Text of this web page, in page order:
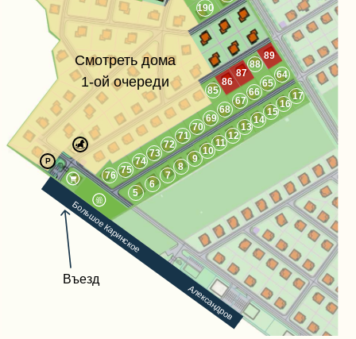
Смотреть дома
1-ой очереди
Большое Каринское
Александров
190
89
88
87
86
85
64
65
66
67
68
69
70
71
72
73
74
Р
75
76
17
16
15
14
13
12
11
10
9
8
7
6
5
Въезд